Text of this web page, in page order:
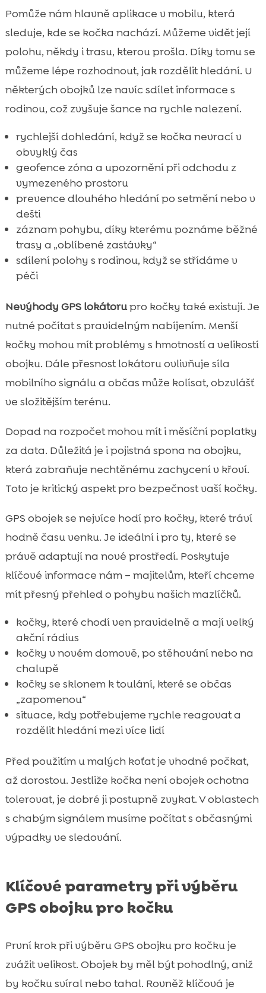
Pomůže nám hlavně aplikace v mobilu, která
sleduje, kde se kočka nachází. Můžeme vidět její
polohu, někdy i trasu, kterou prošla. Díky tomu se
můžeme lépe rozhodnout, jak rozdělit hledání. U
některých obojků lze navíc sdílet informace s
rodinou, což zvyšuje šance na rychle nalezení.
rychlejší dohledání, když se kočka nevrací v
obvyklý čas
geofence zóna a upozornění při odchodu z
vymezeného prostoru
prevence dlouhého hledání po setmění nebo v
dešti
záznam pohybu, díky kterému poznáme běžné
trasy a „oblíbené zastávky“
sdílení polohy s rodinou, když se střídáme v
péči
Nevýhody GPS lokátorupro kočky také existují. Je
nutné počítat s pravidelným nabíjením. Menší
kočky mohou mít problémy s hmotností a velikostí
obojku. Dále přesnost lokátoru ovlivňuje síla
mobilního signálu a občas může kolísat, obzvlášť
ve složitějším terénu.
Dopad na rozpočet mohou mít i měsíční poplatky
za data. Důležitá je i pojistná spona na obojku,
která zabraňuje nechtěnému zachycení v křoví.
Toto je kritický aspekt pro bezpečnost vaší kočky.
GPS obojek se nejvíce hodí pro kočky, které tráví
hodně času venku. Je ideální i pro ty, které se
právě adaptují na nové prostředí. Poskytuje
klíčové informace nám – majitelům, kteří chceme
mít přesný přehled o pohybu našich mazlíčků.
kočky, které chodí ven pravidelně a mají velký
akční rádius
kočky v novém domově, po stěhování nebo na
chalupě
kočky se sklonem k toulání, které se občas
„zapomenou“
situace, kdy potřebujeme rychle reagovat a
rozdělit hledání mezi více lidí
Před použitím u malých koťat je vhodné počkat,
až dorostou. Jestliže kočka není obojek ochotna
tolerovat, je dobré ji postupně zvykat. V oblastech
s chabým signálem musíme počítat s občasnými
výpadky ve sledování.
Klíčové parametry při výběru
GPS obojku pro kočku
První krok při výběru GPS obojku pro kočku je
zvážit velikost. Obojek by měl být pohodlný, aniž
by kočku svíral nebo tahal. Rovněž klíčová je